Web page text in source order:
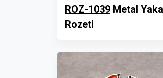
ROZ-1039 Metal Yaka
Rozeti